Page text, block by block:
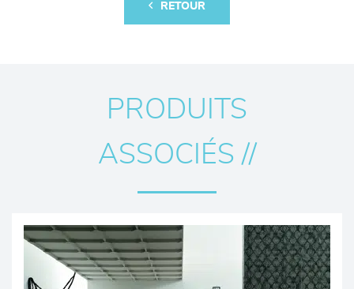
RETOUR
PRODUITS
ASSOCIÉS //